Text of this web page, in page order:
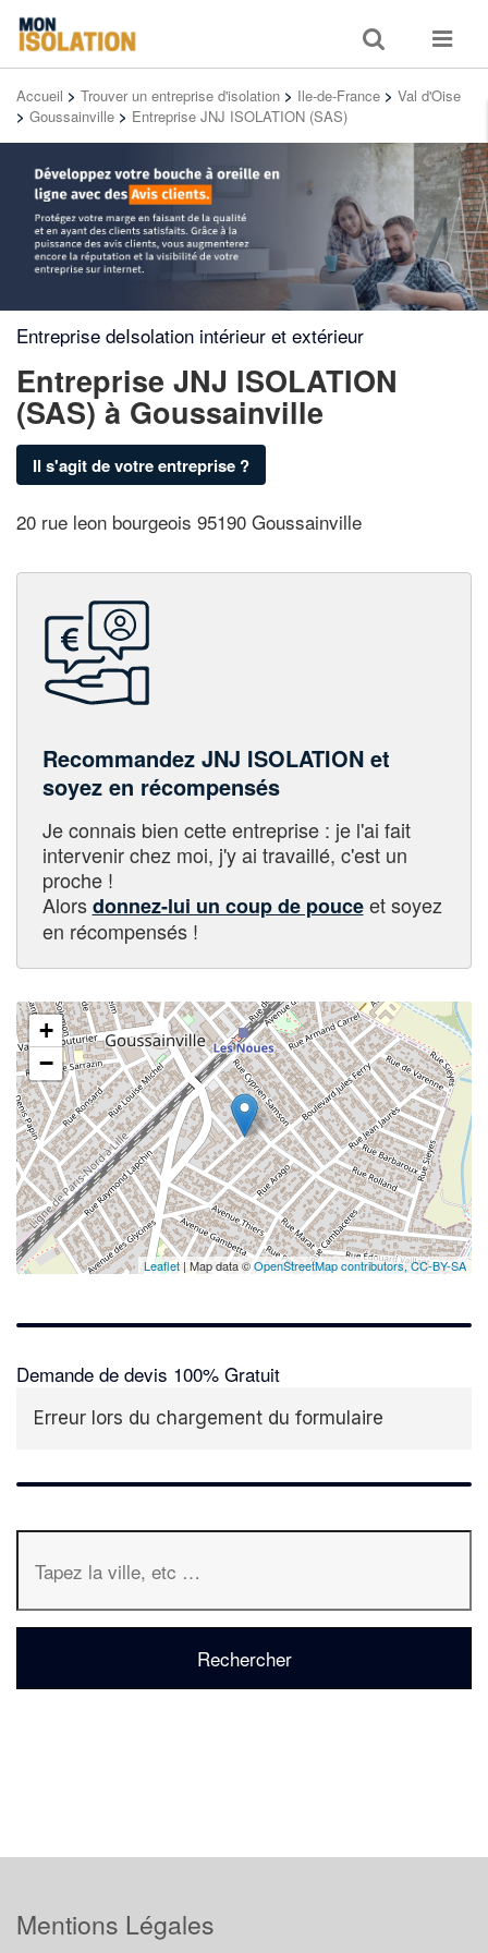
Toggle
search
Toggle
Accueil > Trouver un entreprise d'isolation > Ile-de-France > Val d'Oise
> Goussainville > Entreprise JNJ ISOLATION (SAS)
Entreprise deIsolation intérieur et extérieur
Entreprise JNJ ISOLATION
(SAS)à Goussainville
Il s'agit de votre entreprise ?
20 rue leon bourgeois 95190 Goussainville
Recommandez JNJ ISOLATION et
soyez en récompensés
Je connais bien cette entreprise : je l'ai fait
intervenir chez moi, j'y ai travaillé, c'est un
proche !
Alorsdonnez-lui un coup de pouceet soyez
en récompensés !
+
−
Leaflet| Map data ©OpenStreetMap contributors,CC-BY-SA
Demande de devis 100% Gratuit
Erreur lors du chargement du formulaire
✕
Mentions Légales